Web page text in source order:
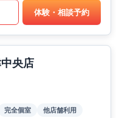
体験・相談予約
央店
完全個室
他店舗利用